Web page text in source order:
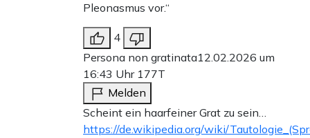
Pleonasmus vor.“
4
Persona non gratinata12.02.2026 um
16:43 Uhr 177T
Melden
Scheint ein haarfeiner Grat zu sein…
https://de.wikipedia.org/wiki/